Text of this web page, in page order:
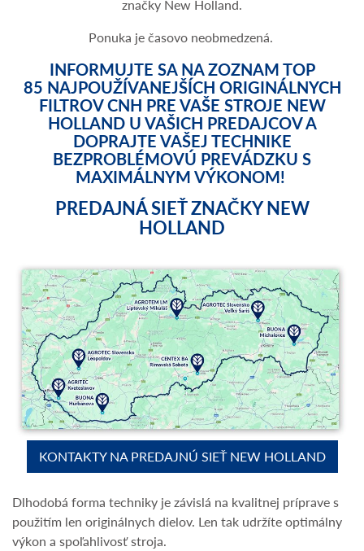
značky New Holland.
Ponuka je časovo neobmedzená.
INFORMUJTE SA NA ZOZNAM TOP
85 NAJPOUŽÍVANEJŠÍCH ORIGINÁLNYCH
FILTROV CNH PRE VAŠE STROJE NEW
HOLLAND U VAŠICH PREDAJCOV A
DOPRAJTE VAŠEJ TECHNIKE
BEZPROBLÉMOVÚ PREVÁDZKU S
MAXIMÁLNYM VÝKONOM!
PREDAJNÁ SIEŤ ZNAČKY NEW
HOLLAND
KONTAKTY NA PREDAJNÚ SIEŤ NEW HOLLAND
Dlhodobá forma techniky je závislá na kvalitnej príprave s
použitím len originálnych dielov. Len tak udržíte optimálny
výkon a spoľahlivosť stroja.